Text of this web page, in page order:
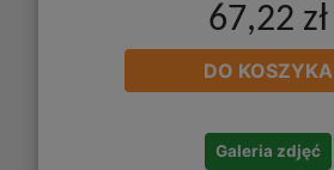
67,22 zł
DO KOSZYKA
Galeria zdjęć